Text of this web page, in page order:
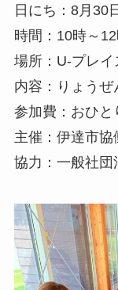
日にち：8月30
時間：10時～
場所：U-プレ
内容：りょう
参加費：おひと
主催：伊達市
協力：一般社団